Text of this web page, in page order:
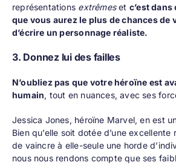
représentations extrêmeset c’est
que vous aurez le plus de chances de
d’écrire un personnage réaliste.
3. Donnez lui des failles
N’oubliez pas que votre héroïne est
humain, tout en nuances, avec ses
Jessica Jones, héroïne Marvel, en est
Bien qu’elle soit dotée d’une
de vaincre à elle-seule une horde
nous nous rendons compte que ses